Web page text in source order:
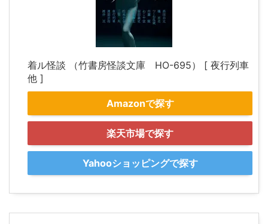
着ル怪談 （竹書房怪談文庫 HO-695） [ 夜行列車
他 ]
Amazonで探す
楽天市場で探す
Yahooショッピングで探す